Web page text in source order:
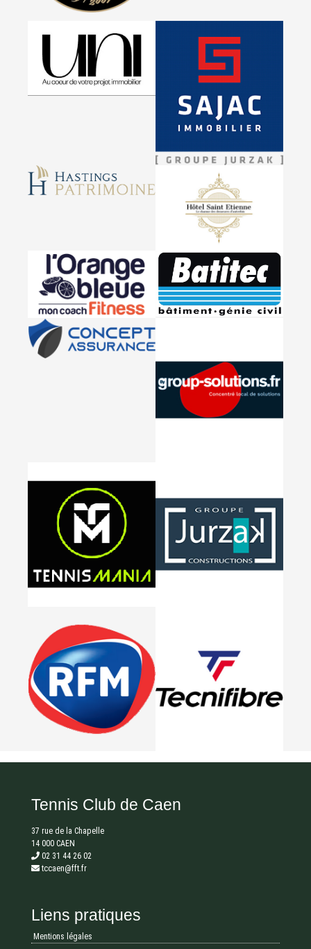
Tennis Club de Caen
37 rue de la Chapelle
14 000 CAEN
02 31 44 26 02
tccaen@fft.fr
Liens pratiques
Mentions légales